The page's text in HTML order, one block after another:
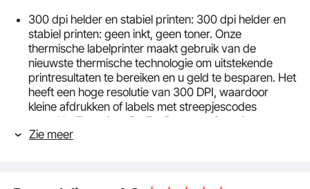
300 dpi helder en stabiel printen: 300 dpi helder en
stabiel printen: geen inkt, geen toner. Onze
thermische labelprinter maakt gebruik van de
nieuwste thermische technologie om uitstekende
printresultaten te bereiken en u geld te besparen. Het
heeft een hoge resolutie van 300 DPI, waardoor
kleine afdrukken of labels met streepjescodes
gemakkelijk te zien zijn. Er zijn geen witte stippen en
de print is altijd consistent dankzij de hightech
Zie meer